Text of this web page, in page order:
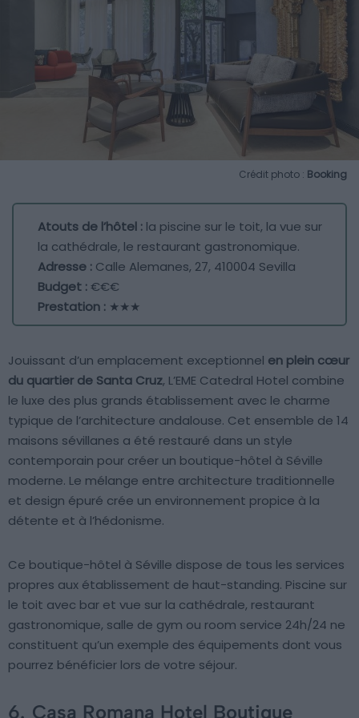
Crédit photo : Booking
Atouts de l’hôtel : la piscine sur le toit, la vue sur
la cathédrale, le restaurant gastronomique.
Adresse : Calle Alemanes, 27, 410004 Sevilla
Budget :€€€
Prestation : ★★★
Jouissant d’un emplacement exceptionnel en plein cœur
du quartier de Santa Cruz, L’EME Catedral Hotel combine
le luxe des plus grands établissement avec le charme
typique de l’architecture andalouse. Cet ensemble de 14
maisons sévillanes a été restauré dans un style
contemporain pour créer un boutique-hôtel à Séville
moderne. Le mélange entre architecture traditionnelle
et design épuré crée un environnement propice à la
détente et à l’hédonisme.
Ce boutique-hôtel à Séville dispose de tous les services
propres aux établissement de haut-standing. Piscine sur
le toit avec bar et vue sur la cathédrale, restaurant
gastronomique, salle de gym ou room service 24h/24 ne
constituent qu’un exemple des équipements dont vous
pourrez bénéficier lors de votre séjour.
6. Casa Romana Hotel Boutique